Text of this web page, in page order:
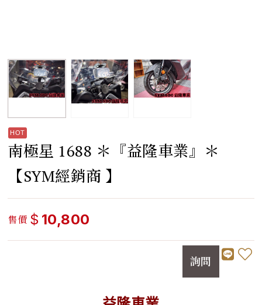
南極星 1688 ＊『益隆車業』＊
【SYM經銷商 】
售價 $ 10,800
詢問